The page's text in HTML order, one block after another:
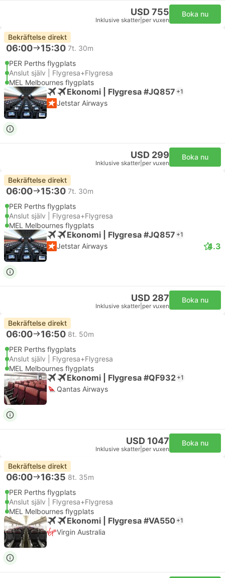
USD 755
Inklusive skatter per vuxen
Boka nu
Bekräftelse direkt
06:00 15:30 7t. 30m
PER Perths flygplats
Anslut själv | Flygresa+Flygresa
MEL Melbournes flygplats
Ekonomi | Flygresa #JQ857 +1
Jetstar Airways
USD 299
Inklusive skatter per vuxen
Boka nu
Bekräftelse direkt
06:00 15:30 7t. 30m
PER Perths flygplats
Anslut själv | Flygresa+Flygresa
MEL Melbournes flygplats
Ekonomi | Flygresa #JQ857 +1
Jetstar Airways 4.3
USD 287
Inklusive skatter per vuxen
Boka nu
Bekräftelse direkt
06:00 16:50 8t. 50m
PER Perths flygplats
Anslut själv | Flygresa+Flygresa
MEL Melbournes flygplats
Ekonomi | Flygresa #QF932 +1
Qantas Airways
USD 1047
Inklusive skatter per vuxen
Boka nu
Bekräftelse direkt
06:00 16:35 8t. 35m
PER Perths flygplats
Anslut själv | Flygresa+Flygresa
MEL Melbournes flygplats
Ekonomi | Flygresa #VA550 +1
Virgin Australia